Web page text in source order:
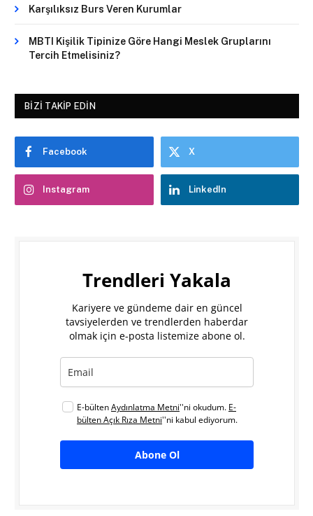
Karşılıksız Burs Veren Kurumlar
MBTI Kişilik Tipinize Göre Hangi Meslek Gruplarını
Tercih Etmelisiniz?
BIZI TAKIP EDIN
Facebook X
Instagram LinkedIn
Trendleri Yakala
Kariyere ve gündeme dair en güncel
tavsiyelerden ve trendlerden haberdar
olmak için e-posta listemize abone ol.
E-bültenAydınlatma Metni''ni okudum. E-
bülten Açık Rıza Metni''ni kabul ediyorum.
Abone Ol